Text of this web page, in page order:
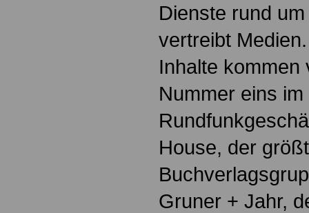
Dienste rund
vertreibt
Inhalte kommen
Nummer eins
House, der
Gruner + Jahr,